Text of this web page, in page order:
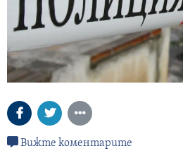
Вижте коментарите